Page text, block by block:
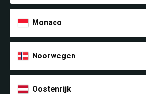
Monaco
Noorwegen
Oostenrijk